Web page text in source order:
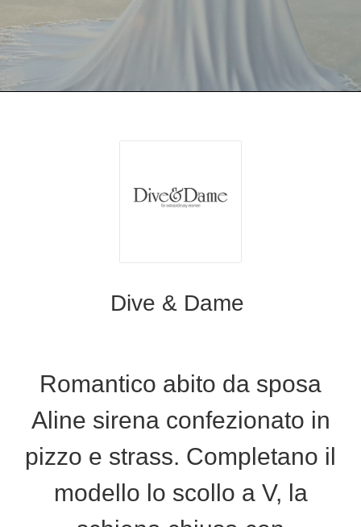
Dive & Dame
Romantico abito da sposa
Aline sirena confezionato in
pizzo e strass. Completano il
modello lo scollo a V, la